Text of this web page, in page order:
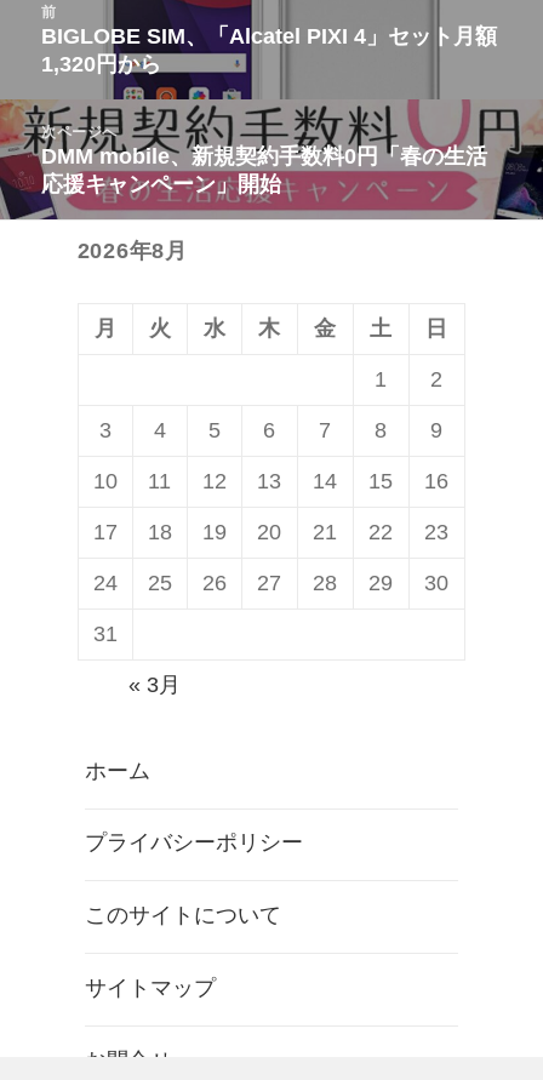
ビ
ゲ
ー
シ
前
前
の
投
稿:
BIGLOBE SIM、「Alcatel PIXI 4」セット月額
1,320円から
次ページへ
次
の
投
DMM mobile、新規契約手数料0円「春の生活
応援キャンペーン」開始
2026年8月
月 火 水 木 金 土 日
1 2
3 4 5 6 7 8 9
10 11 12 13 14 15 16
17 18 19 20 21 22 23
24 25 26 27 28 29 30
31
« 3月
ホーム
プライバシーポリシー
このサイトについて
サイトマップ
お問合せ